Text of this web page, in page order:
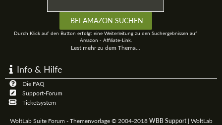
Durch Klick auf den Button erfolgt eine Weiterleitung zu den Suchergebnissen auf
Amazon - Affiliate-Link.
Lest mehr zu dem Thema...
Info & Hilfe
Die FAQ
Support-Forum
Ticketsystem
WoltLab Suite Forum - Themenvorlage © 2004-2018 WBB Support| WoltLab